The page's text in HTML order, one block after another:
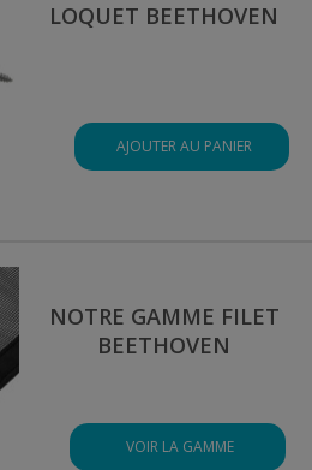
LOQUET BEETHOVEN
AJOUTER AU PANIER
NOTRE GAMME FILET
BEETHOVEN
VOIR LA GAMME